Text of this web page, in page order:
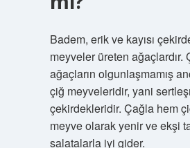
Badem, erik ve kayısı
meyveler üreten ağaçlardır.
ağaçların olgunlaşmamış
çiğ meyveleridir, yani
çekirdekleridir. Çağla hem
meyve olarak yenir ve ekşi
salatalarla iyi gider.